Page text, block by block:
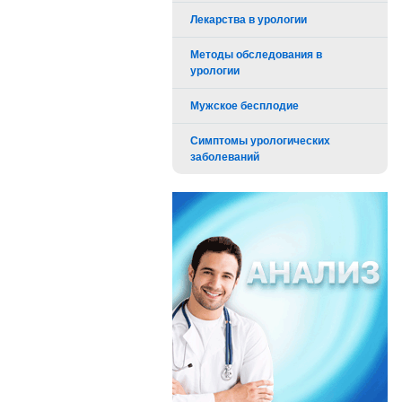
Лекарства в урологии
Методы обследования в
урологии
Мужское бесплодие
Симптомы урологических
заболеваний